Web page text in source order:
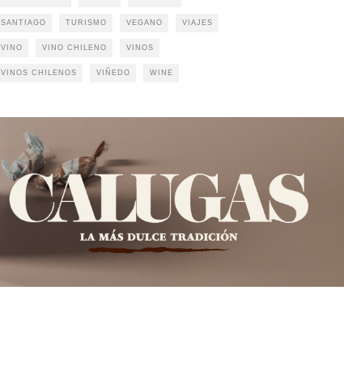
SANTIAGO TURISMO VEGANO VIAJES
VINO VINO CHILENO VINOS
VINOS CHILENOS VIÑEDO WINE